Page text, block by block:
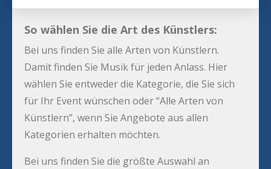
So wählen Sie die Art des Künstlers:
Bei uns finden Sie alle Arten von Künstlern.
Damit finden Sie Musik für jeden Anlass. Hier
wählen Sie entweder die Kategorie, die Sie sich
für Ihr Event wünschen oder “Alle Arten von
Künstlern”, wenn Sie Angebote aus allen
Kategorien erhalten möchten.
Bei uns finden Sie die größte Auswahl an